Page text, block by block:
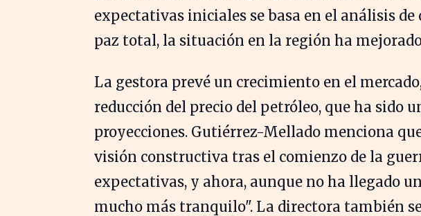
expectativas iniciales se basa en el análisis
paz total, la situación en la región ha
La gestora prevé un crecimiento en el
reducción del precio del petróleo, que ha sido
proyecciones. Gutiérrez-Mellado menciona
visión constructiva tras el comienzo de la
expectativas, y ahora, aunque no ha llegado
mucho más tranquilo". La directora también